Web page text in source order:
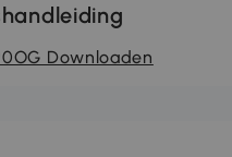
Downloaden